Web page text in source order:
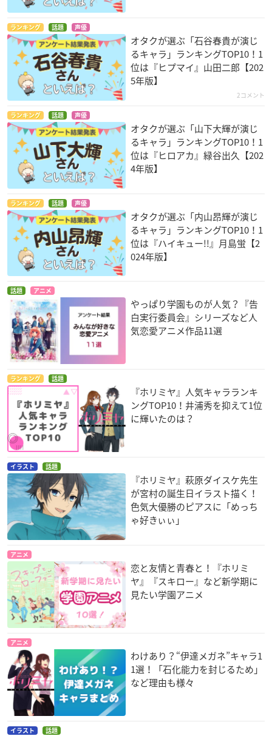
ランキング 話題 声優
オタクが選ぶ「石谷春貴が演じ
るキャラ」ランキングTOP10！1
位は『ヒプマイ』山田二郎【202
5年版】
2コメント
ランキング 話題 声優
オタクが選ぶ「山下大輝が演じ
るキャラ」ランキングTOP10！1
位は『ヒロアカ』緑谷出久【202
4年版】
ランキング 話題 声優
オタクが選ぶ「内山昂輝が演じ
るキャラ」ランキングTOP10！1
位は『ハイキュー!!』月島蛍【2
024年版】
話題 アニメ
やっぱり学園ものが人気？『告
白実行委員会』シリーズなど人
気恋愛アニメ作品11選
ランキング 話題
『ホリミヤ』人気キャラランキ
ングTOP10！井浦秀を抑えて1位
に輝いたのは？
イラスト 話題
『ホリミヤ』萩原ダイスケ先生
が宮村の誕生日イラスト描く！
色気大優勝のピアスに「めっち
ゃ好きぃぃ」
アニメ
恋と友情と青春と！『ホリミ
ヤ』『スキロー』など新学期に
見たい学園アニメ
アニメ
わけあり？“伊達メガネ”キャラ1
1選！「石化能力を封じるため」
など理由も様々
イラスト 話題